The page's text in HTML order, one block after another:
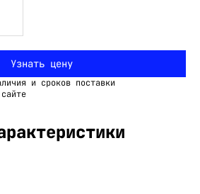
Узнать цену
и сроков поставки